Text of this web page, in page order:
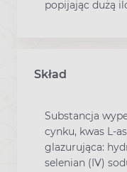
popijając dużą
Skład
Substancja
cynku, kwas L-
glazurująca:
selenian (IV)